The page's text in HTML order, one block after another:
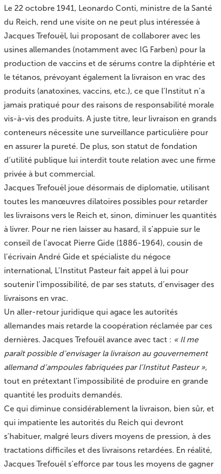
Le 22 octobre 1941, Leonardo Conti, ministre de la Santé
du Reich, rend une visite on ne peut plus intéressée à
Jacques Trefouël, lui proposant de collaborer avec les
usines allemandes (notamment avec IG Farben) pour la
production de vaccins et de sérums contre la diphtérie et
le tétanos, prévoyant également la livraison en vrac des
produits (anatoxines, vaccins, etc.), ce que l’Institut n’a
jamais pratiqué pour des raisons de responsabilité morale
vis-à-vis des produits. A juste titre, leur livraison en grands
conteneurs nécessite une surveillance particulière pour
en assurer la pureté. De plus, son statut de fondation
d’utilité publique lui interdit toute relation avec une firme
privée à but commercial.
Jacques Trefouël joue désormais de diplomatie, utilisant
toutes les manœuvres dilatoires possibles pour retarder
les livraisons vers le Reich et, sinon, diminuer les quantités
à livrer. Pour ne rien laisser au hasard, il s’appuie sur le
conseil de l’avocat Pierre Gide (1886-1964), cousin de
l’écrivain André Gide et spécialiste du négoce
international, L’Institut Pasteur fait appel à lui pour
soutenir l’impossibilité, de par ses statuts, d’envisager des
livraisons en vrac.
Un aller-retour juridique qui agace les autorités
allemandes mais retarde la coopération réclamée par ces
dernières. Jacques Trefouël avance avec tact : « Il me
paraît possible d’envisager la livraison au gouvernement
allemand d’ampoules fabriquées par l’Institut Pasteur »,
tout en prétextant l’impossibilité de produire en grande
quantité les produits demandés.
Ce qui diminue considérablement la livraison, bien sûr, et
qui impatiente les autorités du Reich qui devront
s’habituer, malgré leurs divers moyens de pression, à des
tractations difficiles et des livraisons retardées. En réalité,
Jacques Trefouël s’efforce par tous les moyens de gagner